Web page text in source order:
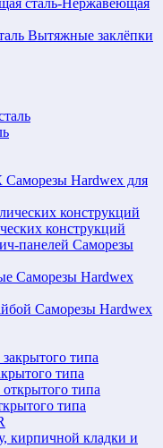
сталь-Нержавеющая
Вытяжные заклёпки
Саморезы Hardwex для
конструкций
Саморезы
Саморезы Hardwex
Саморезы Hardwex
типа
типа